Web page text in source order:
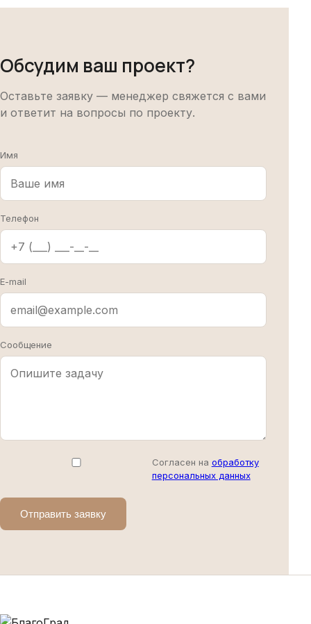
Обсудим ваш проект?
Оставьте заявку — менеджер свяжется с вами
и ответит на вопросы по проекту.
Имя
Телефон
E-mail
Сообщение
Согласен на обработку
персональных данных
Отправить заявку